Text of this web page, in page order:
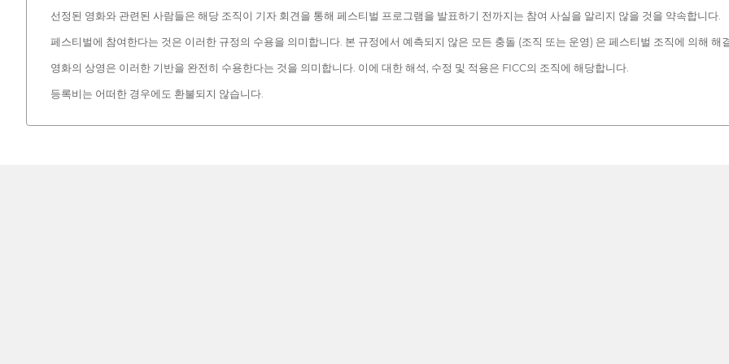
선정된 영화와 관련된 사람들은 해당 조직이 기자 회견을 통해 페스티벌 프로그램을 발표하기 전까지는 참여 사실을 알리지 않을 것을 약속합니다.
페스티벌에 참여한다는 것은 이러한 규정의 수용을 의미합니다. 본 규정에서 예측되지 않은 모든 충돌 (조직 또는 운영) 은 페스티벌 조직에 의해 해
영화의 상영은 이러한 기반을 완전히 수용한다는 것을 의미합니다. 이에 대한 해석, 수정 및 적용은 FICC의 조직에 해당합니다.
등록비는 어떠한 경우에도 환불되지 않습니다.